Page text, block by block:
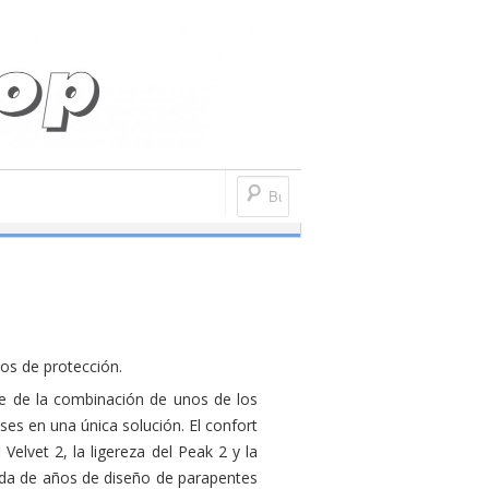
de protección.
de la combinación de unos de los
en una única solución. El confort
2, la ligereza del Peak 2 y la
de años de diseño de parapentes